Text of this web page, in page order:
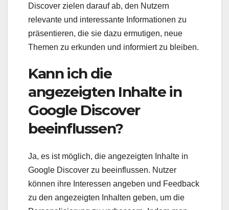
Discover zielen darauf ab, den Nutzern
relevante und interessante Informationen zu
präsentieren, die sie dazu ermutigen, neue
Themen zu erkunden und informiert zu bleiben.
Kann ich die
angezeigten Inhalte in
Google Discover
beeinflussen?
Ja, es ist möglich, die angezeigten Inhalte in
Google Discover zu beeinflussen. Nutzer
können ihre Interessen angeben und Feedback
zu den angezeigten Inhalten geben, um die